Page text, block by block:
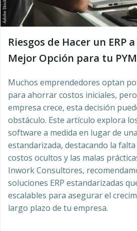
Riesgos de Hacer un ERP
Mejor Opción para tu
Muchos emprendedores optan
para ahorrar costos iniciales,
empresa crece, esta decisión
obstáculo. Este artículo explora
software a medida en lugar de
estandarizada, destacando la
costos ocultos y las malas
Inwork Consultores,
soluciones ERP estandarizadas
escalables para asegurar el
largo plazo de tu empresa.